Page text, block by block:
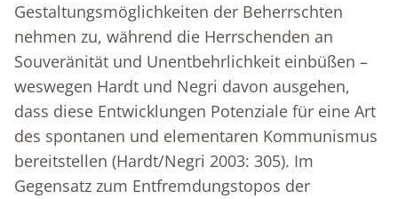
Gestaltungsmöglichkeiten der Beherrschten
nehmen zu, während die Herrschenden an
Souveränität und Unentbehrlichkeit einbüßen –
weswegen Hardt und Negri davon ausgehen,
dass diese Entwicklungen Potenziale für eine Art
des spontanen und elementaren Kommunismus
bereitstellen (Hardt/Negri 2003: 305). Im
Gegensatz zum Entfremdungstopos der